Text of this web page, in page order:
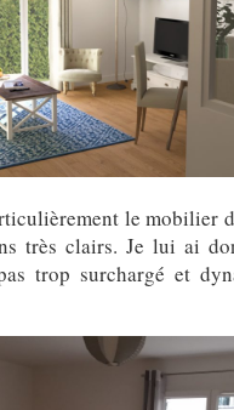
le mobilier
très clairs. Je lui ai
trop surchargé et